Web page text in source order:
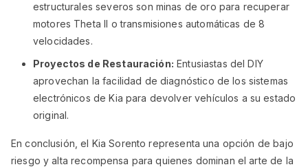
estructurales severos son minas de oro para recuperar
motores Theta II o transmisiones automáticas de 8
velocidades.
Proyectos de Restauración: Entusiastas del DIY
aprovechan la facilidad de diagnóstico de los sistemas
electrónicos de Kia para devolver vehículos a su estado
original.
En conclusión, el Kia Sorento representa una opción de bajo
riesgo y alta recompensa para quienes dominan el arte de la